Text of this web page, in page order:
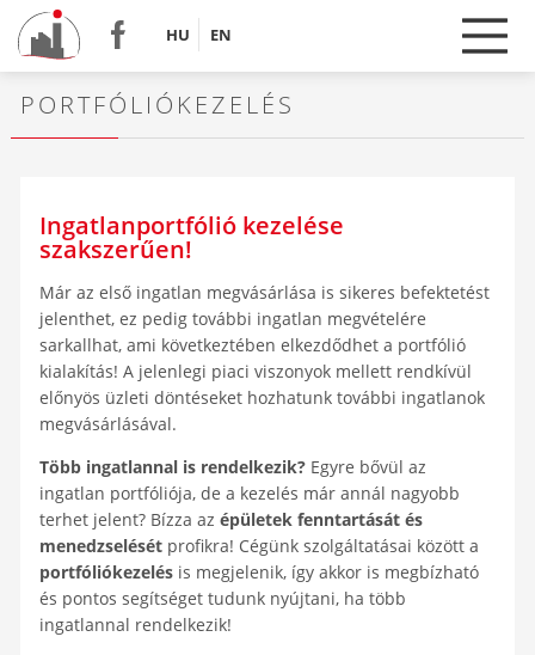
HU EN
PORTFÓLIÓKEZELÉS
Ingatlanportfólió kezelése
szakszerűen!
Már az első ingatlan megvásárlása is sikeres befektetést
jelenthet, ez pedig további ingatlan megvételére
sarkallhat, ami következtében elkezdődhet a portfólió
kialakítás! A jelenlegi piaci viszonyok mellett rendkívül
előnyös üzleti döntéseket hozhatunk további ingatlanok
megvásárlásával.
Több ingatlannal is rendelkezik?Egyre bővül az
ingatlan portfóliója, de a kezelés már annál nagyobb
terhet jelent? Bízza az épületek fenntartását és
menedzselésétprofikra! Cégünk szolgáltatásai között a
portfóliókezelésis megjelenik, így akkor is megbízható
és pontos segítséget tudunk nyújtani, ha több
ingatlannal rendelkezik!